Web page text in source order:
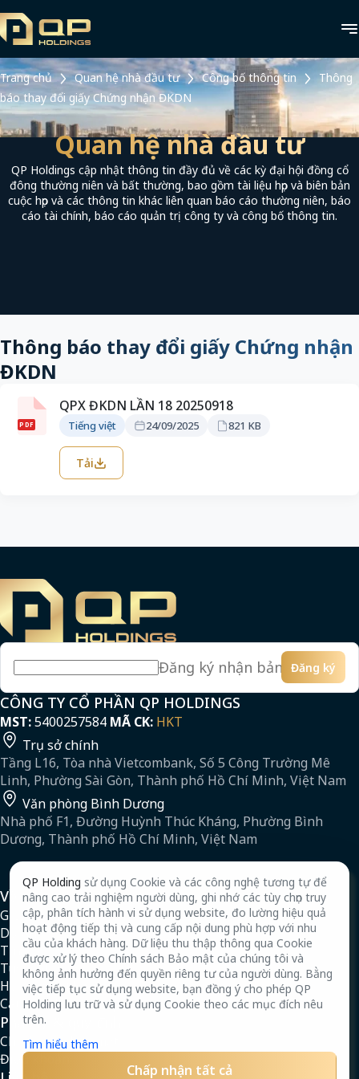
Trang chủ Quan hệ nhà đầu tư Công bố thông tin
Thông
báo thay đổi giấy Chứng nhận ĐKDN
Quan hệ nhà đầu tư
QP Holdings cập nhật thông tin đầy đủ về các kỳ đại hội đồng cổ
đông thường niên và bất thường, bao gồm tài liệu họp và biên bản
cuộc họp và các thông tin khác liên quan báo cáo thường niên, báo
cáo tài chính, báo cáo quản trị công ty và công bố thông tin.
Thông báo thay đổi giấy Chứng nhận
ĐKDN
PDF
QPX ĐKDN LẦN 18 20250918
Tiếng việt 24/09/2025 821 KB
Tải
Email Đăng ký
CÔNG TY CỔ PHẦN QP HOLDINGS
MST:5400257584 MÃ CK: HKT
Trụ sở chính
Tầng L16, Tòa nhà Vietcombank, Số 5 Công Trường Mê
Linh, Phường Sài Gòn, Thành phố Hồ Chí Minh, Việt Nam
Văn phòng Bình Dương
Nhà phố F1, Đường Huỳnh Thúc Kháng, Phường Bình
Dương, Thành phố Hồ Chí Minh, Việt Nam
Về chúng tôi
Giới thiệu
Dự án
Tin tức
Tuyển dụng
Hồ sơ năng lực
Câu hỏi thường gặp
Pháp lý & quy định
Chính sách bảo mật
Điều khoản
QP Holding sử dụng Cookie và các công nghệ tương tự để
nâng cao trải nghiệm người dùng, ghi nhớ các tùy chọn truy
cập, phân tích hành vi sử dụng website, đo lường hiệu quả
hoạt động tiếp thị và cung cấp nội dung phù hợp với nhu
cầu của khách hàng. Dữ liệu thu thập thông qua Cookie
được xử lý theo Chính sách Bảo mật của chúng tôi và
không ảnh hưởng đến quyền riêng tư của người dùng. Bằng
việc tiếp tục sử dụng website, bạn đồng ý cho phép QP
Holding lưu trữ và sử dụng Cookie theo các mục đích nêu
trên.
Tìm hiểu thêm
Chấp nhận tất cả